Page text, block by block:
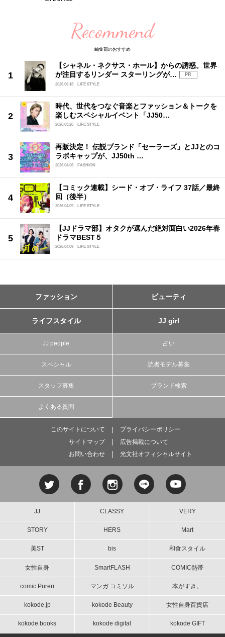
Recommend
編集部のおすすめ
【シャネル・ネクサス・ホール】からの誘惑。世界
が注目するリンダー スターリングが…
PR
2026.06.18
LIFE STYLE
時代、世代をつなぐ音楽とファッション＆トークを
楽しむスペシャルイベント「JJ50…
2026.03.26 LIFE STYLE
再販決定！ 伝説ブランド「セーラーズ」とJJとのコ
ラボキャップが、JJ50th …
2026.04.06 FASHION
【コミック連載】シード・オブ・ライフ 37話／最終
回（後半）
2026.04.09 LIFE STYLE
【JJドラマ部】オタクが選んだ絶対面白い2026年春
ドラマBEST５
2026.04.09 LIFE STYLE
ファッション ビューティ
ライフスタイル JJ girl
JJ people 占い
スペシャル 読者モデル募集
スタッフ募集 ブランド検索
よくある質問
このサイトについて
プライバシーポリシー
サイトマップ
広告掲載について
お問い合わせ
光文社オフィシャルサイト
JJ CLASSY. VERY
STORY HERS Mart
美ST bis 和食スタイル
女性自身 SmartFLASH COMIC熱帯
comic Pureri マンガ コミソル 本がすき。
kokode.jp kokode Beauty 女性自身百貨店
kokode books kokode digital kokode GIFT